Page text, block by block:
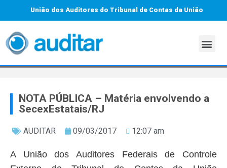
União dos Auditores do Tribunal de Contas da União
NOTA PÚBLICA – Matéria envolvendo a
SecexEstatais/RJ
AUDITAR 09/03/2017 12:07 am
A União dos Auditores Federais de Controle